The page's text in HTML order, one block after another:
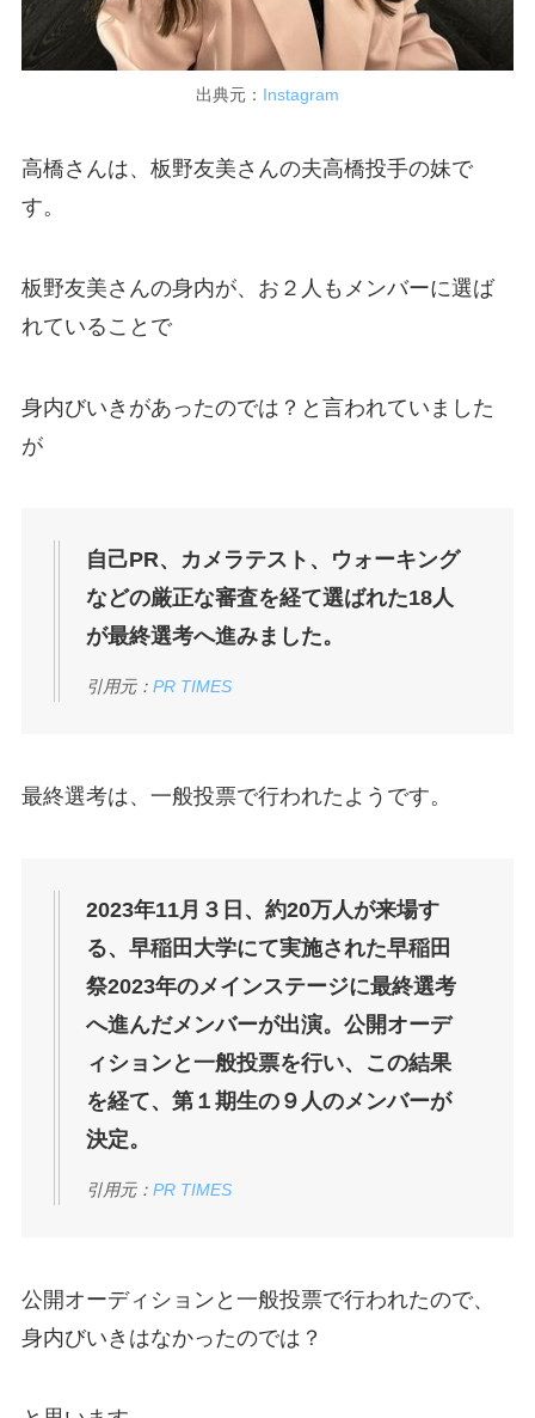
出典元： Instagram
高橋さんは、板野友美さんの夫高橋投手の妹で
す。
板野友美さんの身内が、お２人もメンバーに選ば
れていることで
身内びいきがあったのでは？と言われていました
が
自己PR、カメラテスト、ウォーキング
などの厳正な審査を経て選ばれた18人
が最終選考へ進みました。
引用元： PR TIMES
最終選考は、一般投票で行われたようです。
2023年11月３日、約20万人が来場す
る、早稲田大学にて実施された早稲田
祭2023年のメインステージに最終選考
へ進んだメンバーが出演。公開オーデ
ィションと一般投票を行い、この結果
を経て、第１期生の９人のメンバーが
決定。
引用元： PR TIMES
公開オーディションと一般投票で行われたので、
身内びいきはなかったのでは？